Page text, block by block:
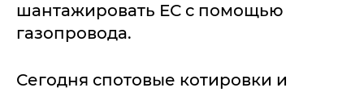
шантажировать ЕС с помощью
газопровода.
Сегодня спотовые котировки и